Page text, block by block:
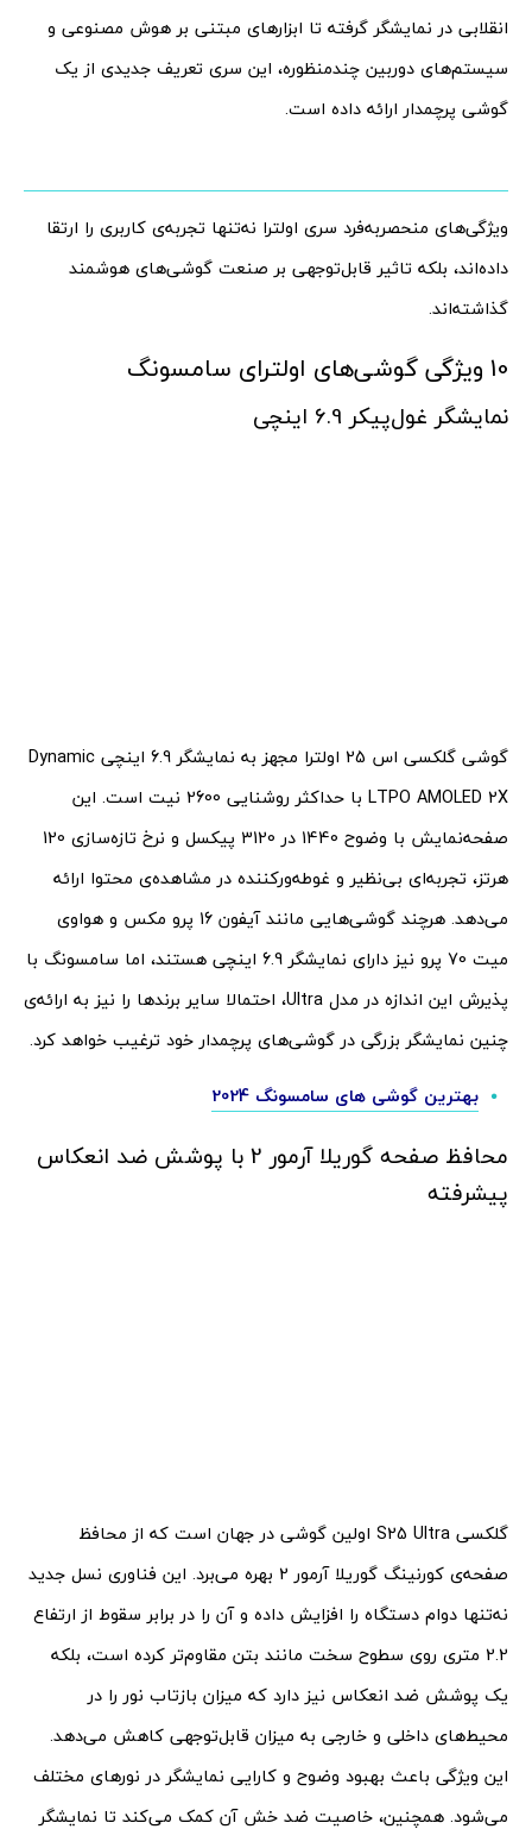
انقلابی در نمایشگر گرفته تا ابزارهای مبتنی بر هوش مصنوعی و
سیستم‌های دوربین چندمنظوره، این سری تعریف جدیدی از یک
گوشی پرچمدار ارائه داده است.
ویژگی‌های منحصربه‌فرد سری اولترا نه‌تنها تجربه‌ی کاربری را ارتقا
داده‌اند، بلکه تاثیر قابل‌توجهی بر صنعت گوشی‌های هوشمند
گذاشته‌اند.
10 ویژگی گوشی‌های اولترای سامسونگ
نمایشگر غول‌پیکر 6.9 اینچی
گوشی گلکسی اس 25 اولترا مجهز به نمایشگر 6.9 اینچی Dynamic
LTPO AMOLED 2X با حداکثر روشنایی 2600 نیت است. این
صفحه‌نمایش با وضوح 1440 در 3120 پیکسل و نرخ تازه‌سازی 120
هرتز، تجربه‌ای بی‌نظیر و غوطه‌ورکننده در مشاهده‌ی محتوا ارائه
می‌دهد. هرچند گوشی‌هایی مانند آیفون 16 پرو مکس و هواوی
میت 70 پرو نیز دارای نمایشگر 6.9 اینچی هستند، اما سامسونگ با
پذیرش این اندازه در مدل Ultra، احتمالا سایر برندها را نیز به ارائه‌ی
چنین نمایشگر بزرگی در گوشی‌های پرچمدار خود ترغیب خواهد کرد.
بهترین گوشی های سامسونگ 2024
محافظ صفحه گوریلا آرمور 2 با پوشش ضد انعکاس
پیشرفته
گلکسی S25 Ultra اولین گوشی در جهان است که از محافظ
صفحه‌ی کورنینگ گوریلا آرمور 2 بهره می‌برد. این فناوری نسل جدید
نه‌تنها دوام دستگاه را افزایش داده و آن را در برابر سقوط از ارتفاع
2.2 متری روی سطوح سخت مانند بتن مقاوم‌تر کرده است، بلکه
یک پوشش ضد انعکاس نیز دارد که میزان بازتاب نور را در
محیط‌های داخلی و خارجی به میزان قابل‌توجهی کاهش می‌دهد.
این ویژگی باعث بهبود وضوح و کارایی نمایشگر در نورهای مختلف
می‌شود. همچنین، خاصیت ضد خش آن کمک می‌کند تا نمایشگر